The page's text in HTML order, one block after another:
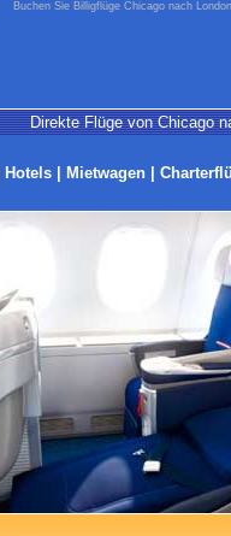
Buchen Sie Billigflüge Chicago nach
Direkte Flüge von Chicago
Hotels Mietwagen